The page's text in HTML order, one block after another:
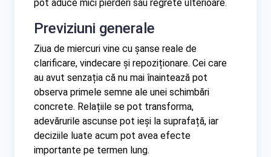
pot aduce mici pierderi sau regrete ulterioare.
Previziuni generale
Ziua de miercuri vine cu șanse reale de
clarificare, vindecare și repoziționare. Cei care
au avut senzația că nu mai înaintează pot
observa primele semne ale unei schimbări
concrete. Relațiile se pot transforma,
adevărurile ascunse pot ieși la suprafață, iar
deciziile luate acum pot avea efecte
importante pe termen lung.